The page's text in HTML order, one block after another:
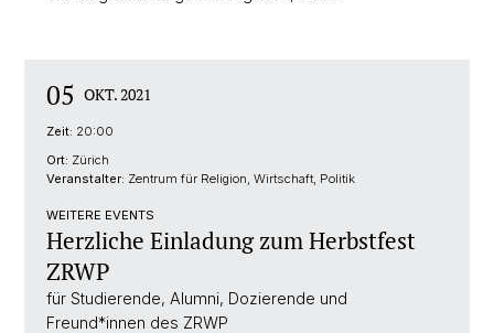
05 OKT. 2021
Zeit: 20:00
Ort: Zürich
Veranstalter: Zentrum für Religion, Wirtschaft, Politik
WEITERE EVENTS
Herzliche Einladung zum Herbstfest
ZRWP
für Studierende, Alumni, Dozierende und
Freund*innen des ZRWP